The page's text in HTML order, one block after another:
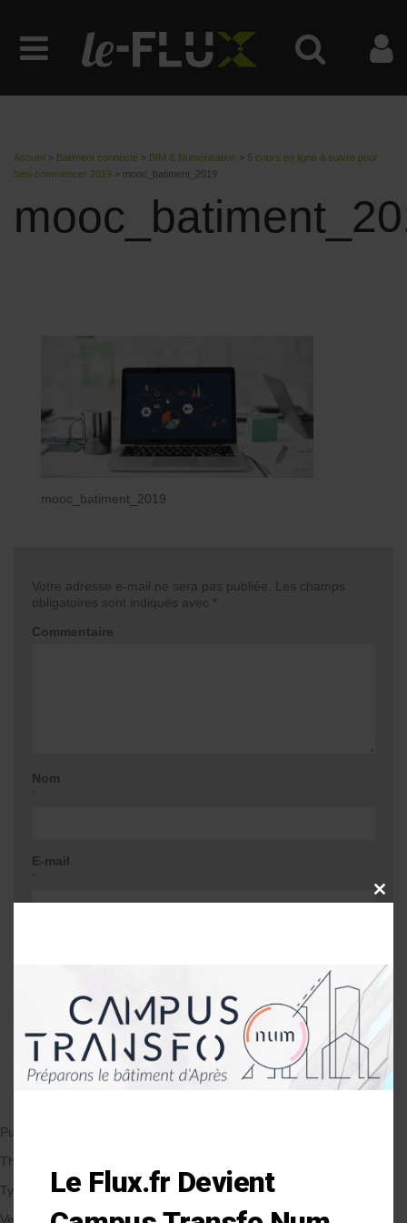
Accueil > Batiment connecté > BIM & Numérisation > 5 cours en ligne à suivre pour
bien commencer 2019 > mooc_batiment_2019
mooc_batiment_2019
Votre adresse e-mail ne sera pas publiée.
Les champs
obligatoires sont indiqués avec *
Commentaire
Nom
E-mail
Me prévenir lors d'une réponse à mon
commentaire
Publié le 16/01/2019
Thématique
Types de Bâtiment
Veille et solutions
CLOSE
Le Flux.fr Devient